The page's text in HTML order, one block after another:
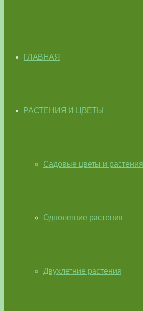
ГЛАВНАЯ
РАСТЕНИЯ И ЦВЕТЫ
Садовые цветы и растения
Однолетние растения
Двухлетние растения